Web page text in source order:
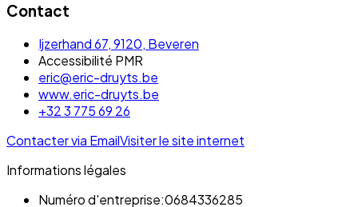
Contact
Ijzerhand 67, 9120, Beveren
Accessibilité PMR
eric@eric-druyts.be
www.eric-druyts.be
+32 3 775 69 26
Contacter via EmailVisiter le site internet
Informations légales
Numéro d'entreprise:0684336285